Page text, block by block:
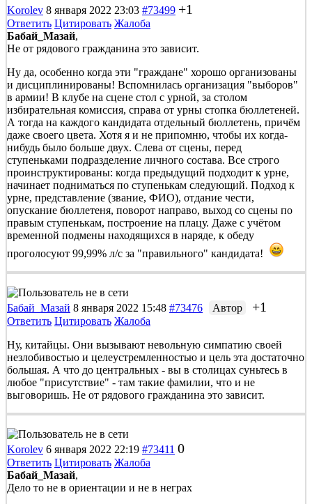
Korolev 8 января 2022 23:03 #73499 +1
Ответить Цитировать Жалоба
Бабай_Мазай,
Не от рядового гражданина это зависит.
Ну да, особенно когда эти "граждане" хорошо организованы
и дисциплинированы! Вспомнилась организация "выборов"
в армии! В клубе на сцене стол с урной, за столом
избирательная комиссия, справа от урны стопка бюллетеней.
А тогда на каждого кандидата отдельный бюллетень, причём
даже своего цвета. Хотя я и не припомню, чтобы их когда-
нибудь было больше двух. Слева от сцены, перед
ступеньками подразделение личного состава. Все строго
проинструктированы: когда предыдущий подходит к урне,
начинает подниматься по ступенькам следующий. Подход к
урне, представление (звание, ФИО), отдание чести,
опускание бюллетеня, поворот направо, выход со сцены по
правым ступенькам, построение на плацу. Даже с учётом
временной подмены находящихся в наряде, к обеду
проголосуют 99,99% л/с за "правильного" кандидата!
Бабай_Мазай 8 января 2022 15:48 #73476 Автор +1
Ответить Цитировать Жалоба
Ну, китайцы. Они вызывают невольную симпатию своей
незлобивостью и целеустремленностью и цель эта достаточно
большая. А что до центральных - вы в столицах суньтесь в
любое "присутствие" - там такие фамилии, что и не
выговоришь. Не от рядового гражданина это зависит.
Korolev 6 января 2022 22:19 #73411 0
Ответить Цитировать Жалоба
Бабай_Мазай,
Дело то не в ориентации и не в неграх